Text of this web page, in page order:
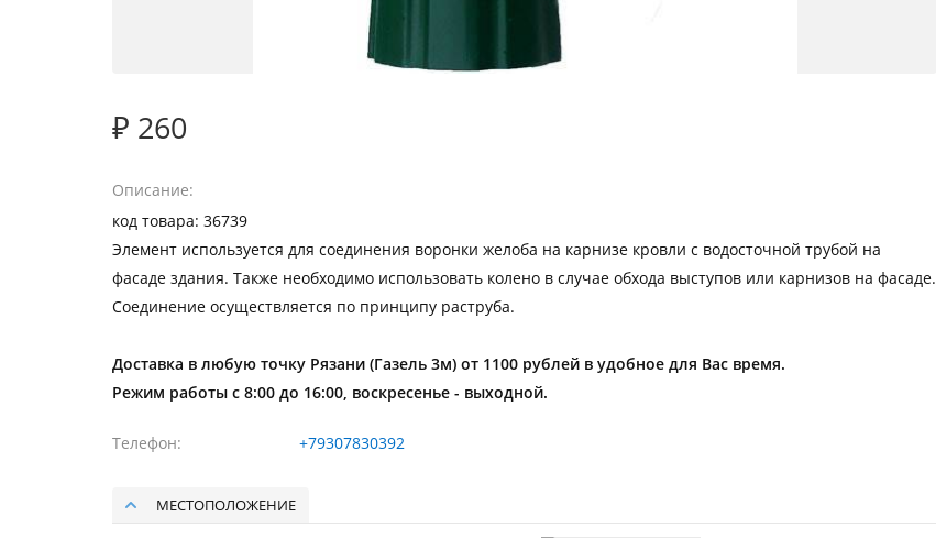
₽ 260
Описание
код товара: 36739
Элемент используется для соединения воронки желоба на карнизе кровли с водосточной трубой на
фасаде здания. Также необходимо использовать колено в случае обхода выступов или карнизов на фасаде.
Соединение осуществляется по принципу раструба.
Доставка в любую точку Рязани (Газель 3м) от 1100 рублей в удобное для Вас время.
Режим работы с 8:00 до 16:00, воскресенье - выходной.
Телефон +79307830392
МЕСТОПОЛОЖЕНИЕ